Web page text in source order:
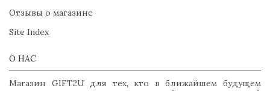
Отзывы о магазине
Site Index
О НАС
Магазин GIFT2U для тех, кто в ближайшем будущем